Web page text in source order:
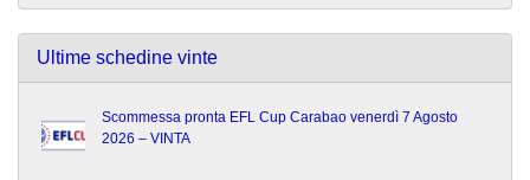
Ultime schedine vinte
Scommessa pronta EFL Cup Carabao venerdì 7 Agosto
2026 – VINTA